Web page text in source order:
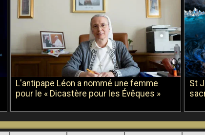
L'antipape Léon a nommé une femme
pour le « Dicastère pour les Évêques »
St